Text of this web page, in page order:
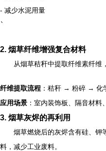
- 减少水泥用量
`
2. 烟草纤维增强复合材料
从烟草秸秆中提取纤维素纤维
纤维提取流程 ：秸秆 → 粉碎 →
应用场景 ：室内装饰板、隔音材料
3. 烟草灰烬的再利用
烟草燃烧后的灰烬含有硅、钾
料，减少工业废料。